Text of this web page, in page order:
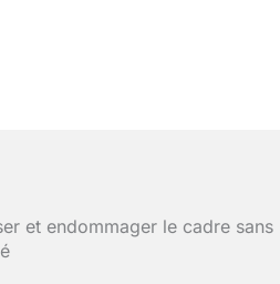
et endommager le cadre sans